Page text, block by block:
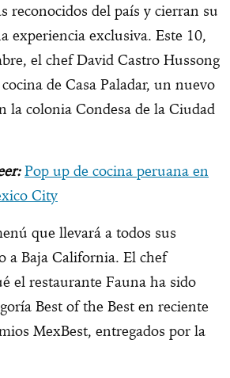
reconocidos del país y cierran su
experiencia exclusiva. Este 10,
el chef David Castro Hussong
de Casa Paladar, un nuevo
la colonia Condesa de la Ciudad
Pop up de cocina peruana en
City
que llevará a todos sus
a Baja California. El chef
el restaurante Fauna ha sido
Best of the Best en reciente
MexBest, entregados por la